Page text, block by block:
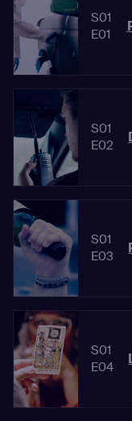
S01
E01
S01
E02
S01
E03
S01
E04